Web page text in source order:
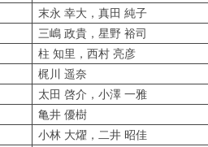
末永 幸大，真田 純子
三嶋 政貴，星野 裕司
柱 知里，西村 亮彦
梶川 遥奈
太田 啓介，小澤 一雅
亀井 優樹
小林 大燿，二井 昭佳